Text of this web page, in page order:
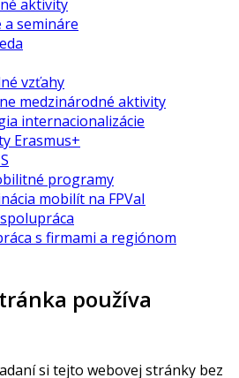
aktivity
a semináre
vzťahy
medzinárodné aktivity
internacionalizácie
Erasmus+
programy
mobilít na FPVaI
s firmami a regiónom
používa
si tejto webovej stránky bez